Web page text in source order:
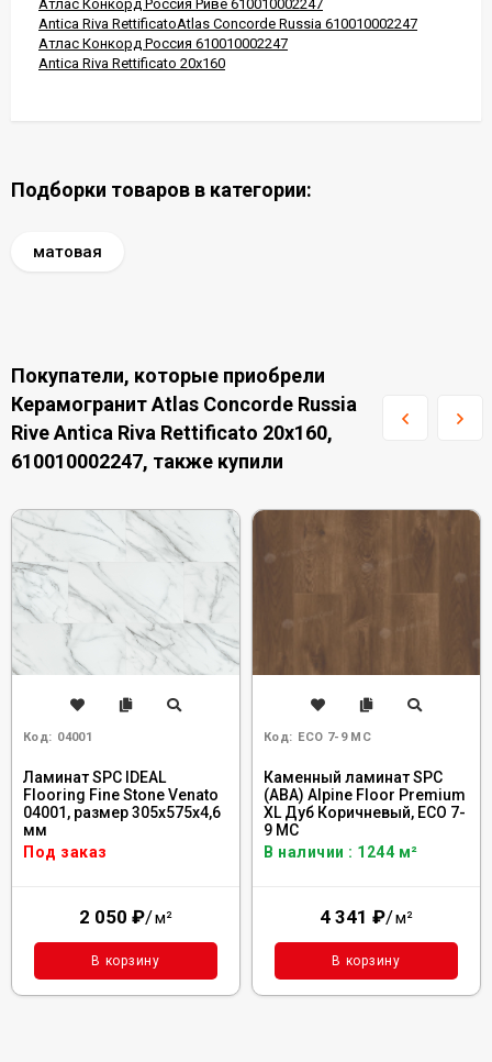
Атлас Конкорд Россия Риве 610010002247
Antica Riva RettificatoAtlas Concorde Russia 610010002247
Атлас Конкорд Россия 610010002247
Antica Riva Rettificato 20x160
Подборки товаров в категории:
матовая
Покупатели, которые приобрели
Керамогранит Atlas Concorde Russia
Rive Antica Riva Rettificato 20x160,
610010002247, также купили
Код: 04001
Ламинат SPC IDEAL
Flooring Fine Stone Venato
04001, размер 305x575x4,6
мм
Под заказ
2 050 ₽/м²
В корзину
Код: ECO 7-9 MC
Каменный ламинат SPC
(ABA) Alpine Floor Premium
XL Дуб Коричневый, ECO 7-
9 MC
В наличии : 1244 м²
4 341 ₽/м²
В корзину